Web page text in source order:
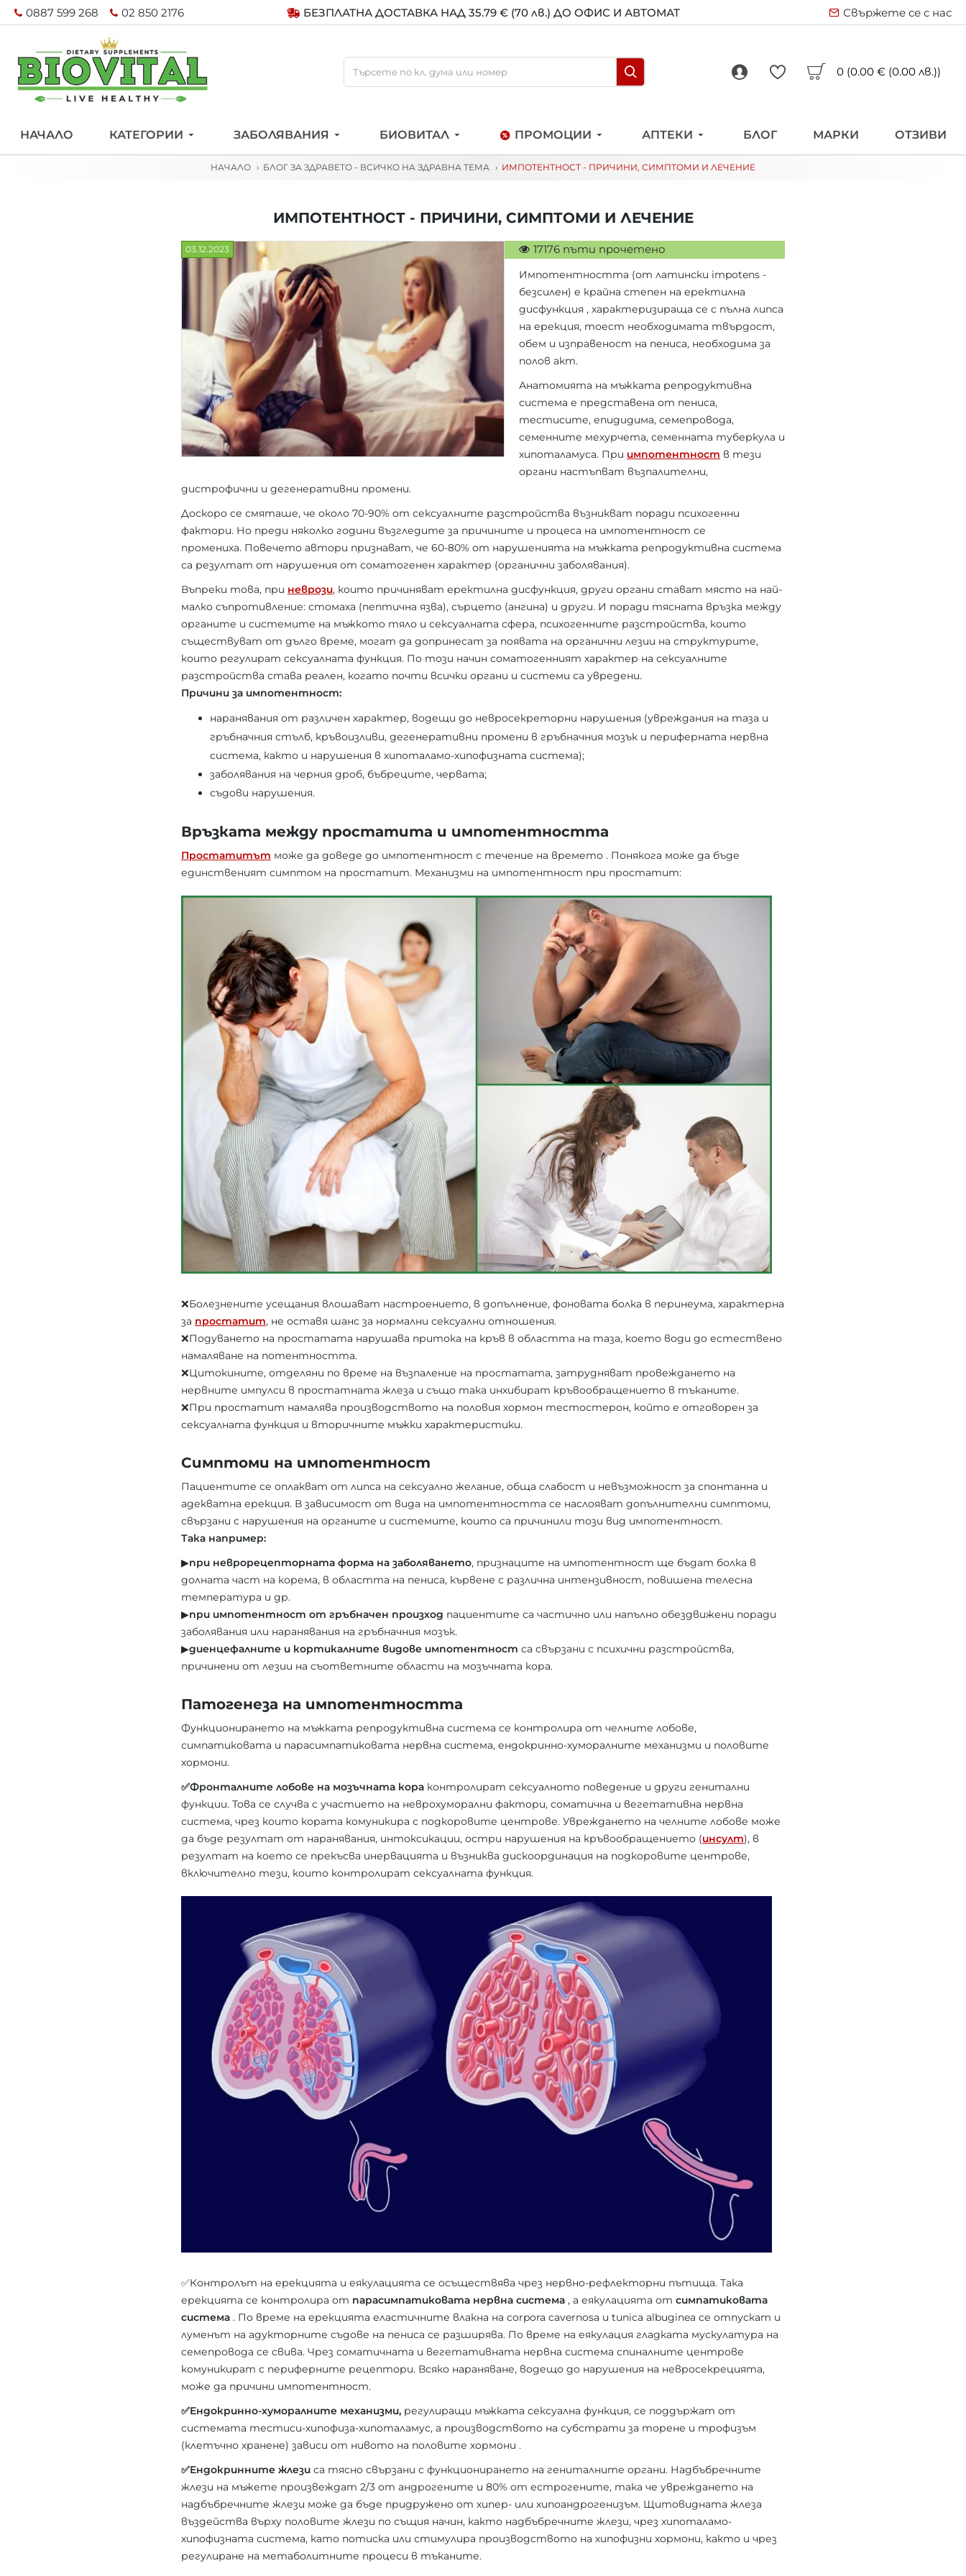
0887 599 268 02 850 2176 БЕЗПЛАТНА ДОСТАВКА НАД 35.79 € (70 лв.) ДО ОФИС И АВТОМАТ Свържете се с нас
0 (0.00 € (0.00 лв.))
НАЧАЛО КАТЕГОРИИ ЗАБОЛЯВАНИЯ БИОВИТАЛ ПРОМОЦИИ АПТЕКИ БЛОГ МАРКИ ОТЗИВИ
НАЧАЛО БЛОГ ЗА ЗДРАВЕТО - ВСИЧКО НА ЗДРАВНА ТЕМА ИМПОТЕНТНОСТ - ПРИЧИНИ, СИМПТОМИ И ЛЕЧЕНИЕ
ИМПОТЕНТНОСТ - ПРИЧИНИ, СИМПТОМИ И ЛЕЧЕНИЕ
03.12.2023 17176 пъти прочетено
Импотентността (от латински impotens -
безсилен) е крайна степен на еректилна
дисфункция , характеризираща се с пълна липса
на ерекция, тоест необходимата твърдост,
обем и изправеност на пениса, необходима за
полов акт.
Анатомията на мъжката репродуктивна
система е представена от пениса,
тестисите, епидидима, семепровода,
семенните мехурчета, семенната туберкула и
хипоталамуса. При импотентност в тези
органи настъпват възпалителни,
дистрофични и дегенеративни промени.
Доскоро се смяташе, че около 70-90% от сексуалните разстройства възникват поради психогенни
фактори. Но преди няколко години възгледите за причините и процеса на импотентност се
промениха. Повечето автори признават, че 60-80% от нарушенията на мъжката репродуктивна система
са резултат от нарушения от соматогенен характер (органични заболявания).
Въпреки това, при неврози, които причиняват еректилна дисфункция, други органи стават място на най-
малко съпротивление: стомаха (пептична язва), сърцето (ангина) и други. И поради тясната връзка между
органите и системите на мъжкото тяло и сексуалната сфера, психогенните разстройства, които
съществуват от дълго време, могат да допринесат за появата на органични лезии на структурите,
които регулират сексуалната функция. По този начин соматогенният характер на сексуалните
разстройства става реален, когато почти всички органи и системи са увредени.
Причини за импотентност:
наранявания от различен характер, водещи до невросекреторни нарушения (увреждания на таза и
гръбначния стълб, кръвоизливи, дегенеративни промени в гръбначния мозък и периферната нервна
система, както и нарушения в хипоталамо-хипофизната система);
заболявания на черния дроб, бъбреците, червата;
съдови нарушения.
Връзката между простатита и импотентността
Простатитът може да доведе до импотентност с течение на времето . Понякога може да бъде
единственият симптом на простатит. Механизми на импотентност при простатит:
❌Болезнените усещания влошават настроението, в допълнение, фоновата болка в перинеума, характерна
за простатит, не оставя шанс за нормални сексуални отношения.
❌Подуването на простатата нарушава притока на кръв в областта на таза, което води до естествено
намаляване на потентността.
❌Цитокините, отделяни по време на възпаление на простатата, затрудняват провеждането на
нервните импулси в простатната жлеза и също така инхибират кръвообращението в тъканите.
❌При простатит намалява производството на половия хормон тестостерон, който е отговорен за
сексуалната функция и вторичните мъжки характеристики.
Симптоми на импотентност
Пациентите се оплакват от липса на сексуално желание, обща слабост и невъзможност за спонтанна и
адекватна ерекция. В зависимост от вида на импотентността се наслояват допълнителни симптоми,
свързани с нарушения на органите и системите, които са причинили този вид импотентност.
Така например:
▶︎при неврорецепторната форма на заболяването, признаците на импотентност ще бъдат болка в
долната част на корема, в областта на пениса, кървене с различна интензивност, повишена телесна
температура и др.
▶︎при импотентност от гръбначен произход пациентите са частично или напълно обездвижени поради
заболявания или наранявания на гръбначния мозък.
▶︎диенцефалните и кортикалните видове импотентност са свързани с психични разстройства,
причинени от лезии на съответните области на мозъчната кора.
Патогенеза на импотентността
Функционирането на мъжката репродуктивна система се контролира от челните лобове,
симпатиковата и парасимпатиковата нервна система, ендокринно-хуморалните механизми и половите
хормони.
✅Фронталните лобове на мозъчната кора контролират сексуалното поведение и други генитални
функции. Това се случва с участието на неврохуморални фактори, соматична и вегетативна нервна
система, чрез които кората комуникира с подкоровите центрове. Увреждането на челните лобове може
да бъде резултат от наранявания, интоксикации, остри нарушения на кръвообращението (инсулт), в
резултат на което се прекъсва инервацията и възниква дискоординация на подкоровите центрове,
включително тези, които контролират сексуалната функция.
✅Контролът на ерекцията и еякулацията се осъществява чрез нервно-рефлекторни пътища. Така
ерекцията се контролира от парасимпатиковата нервна система , а еякулацията от симпатиковата
система . По време на ерекцията еластичните влакна на corpora cavernosa и tunica albuginea се отпускат и
луменът на адукторните съдове на пениса се разширява. По време на еякулация гладката мускулатура на
семепровода се свива. Чрез соматичната и вегетативната нервна система спиналните центрове
комуникират с периферните рецептори. Всяко нараняване, водещо до нарушения на невросекрецията,
може да причини импотентност.
✅Ендокринно-хуморалните механизми, регулиращи мъжката сексуална функция, се поддържат от
системата тестиси-хипофиза-хипоталамус, а производството на субстрати за торене и трофизъм
(клетъчно хранене) зависи от нивото на половите хормони .
✅Ендокринните жлези са тясно свързани с функционирането на гениталните органи. Надбъбречните
жлези на мъжете произвеждат 2/3 от андрогените и 80% от естрогените, така че увреждането на
надбъбречните жлези може да бъде придружено от хипер- или хипоандрогенизъм. Щитовидната жлеза
въздейства върху половите жлези по същия начин, както надбъбречните жлези, чрез хипоталамо-
хипофизната система, като потиска или стимулира производството на хипофизни хормони, както и чрез
регулиране на метаболитните процеси в тъканите.